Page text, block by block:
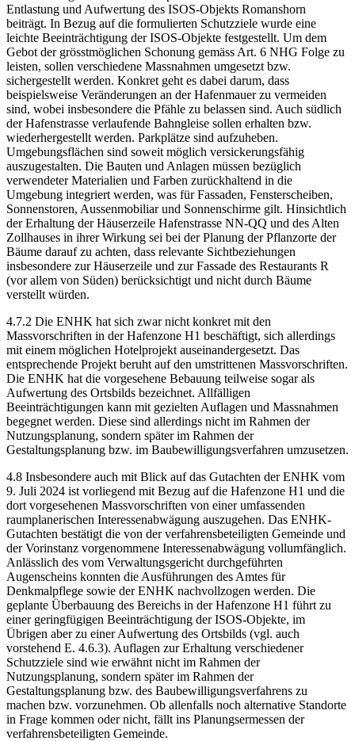
Entlastung und Aufwertung des ISOS-Objekts Romanshorn
beiträgt. In Bezug auf die formulierten Schutzziele wurde eine
leichte Beeinträchtigung der ISOS-Objekte festgestellt. Um dem
Gebot der grösstmöglichen Schonung gemäss Art. 6 NHG Folge zu
leisten, sollen verschiedene Massnahmen umgesetzt bzw.
sichergestellt werden. Konkret geht es dabei darum, dass
beispielsweise Veränderungen an der Hafenmauer zu vermeiden
sind, wobei insbesondere die Pfähle zu belassen sind. Auch südlich
der Hafenstrasse verlaufende Bahngleise sollen erhalten bzw.
wiederhergestellt werden. Parkplätze sind aufzuheben.
Umgebungsflächen sind soweit möglich versickerungsfähig
auszugestalten. Die Bauten und Anlagen müssen bezüglich
verwendeter Materialien und Farben zurückhaltend in die
Umgebung integriert werden, was für Fassaden, Fensterscheiben,
Sonnenstoren, Aussenmobiliar und Sonnenschirme gilt. Hinsichtlich
der Erhaltung der Häuserzeile Hafenstrasse NN-QQ und des Alten
Zollhauses in ihrer Wirkung sei bei der Planung der Pflanzorte der
Bäume darauf zu achten, dass relevante Sichtbeziehungen
insbesondere zur Häuserzeile und zur Fassade des Restaurants R
(vor allem von Süden) berücksichtigt und nicht durch Bäume
verstellt würden.
4.7.2 Die ENHK hat sich zwar nicht konkret mit den
Massvorschriften in der Hafenzone H1 beschäftigt, sich allerdings
mit einem möglichen Hotelprojekt auseinandergesetzt. Das
entsprechende Projekt beruht auf den umstrittenen Massvorschriften.
Die ENHK hat die vorgesehene Bebauung teilweise sogar als
Aufwertung des Ortsbilds bezeichnet. Allfälligen
Beeinträchtigungen kann mit gezielten Auflagen und Massnahmen
begegnet werden. Diese sind allerdings nicht im Rahmen der
Nutzungsplanung, sondern später im Rahmen der
Gestaltungsplanung bzw. im Baubewilligungsverfahren umzusetzen.
4.8 Insbesondere auch mit Blick auf das Gutachten der ENHK vom
9. Juli 2024 ist vorliegend mit Bezug auf die Hafenzone H1 und die
dort vorgesehenen Massvorschriften von einer umfassenden
raumplanerischen Interessenabwägung auszugehen. Das ENHK-
Gutachten bestätigt die von der verfahrensbeteiligten Gemeinde und
der Vorinstanz vorgenommene Interessenabwägung vollumfänglich.
Anlässlich des vom Verwaltungsgericht durchgeführten
Augenscheins konnten die Ausführungen des Amtes für
Denkmalpflege sowie der ENHK nachvollzogen werden. Die
geplante Überbauung des Bereichs in der Hafenzone H1 führt zu
einer geringfügigen Beeinträchtigung der ISOS-Objekte, im
Übrigen aber zu einer Aufwertung des Ortsbilds (vgl. auch
vorstehend E. 4.6.3). Auflagen zur Erhaltung verschiedener
Schutzziele sind wie erwähnt nicht im Rahmen der
Nutzungsplanung, sondern später im Rahmen der
Gestaltungsplanung bzw. des Baubewilligungsverfahrens zu
machen bzw. vorzunehmen. Ob allenfalls noch alternative Standorte
in Frage kommen oder nicht, fällt ins Planungsermessen der
verfahrensbeteiligten Gemeinde.